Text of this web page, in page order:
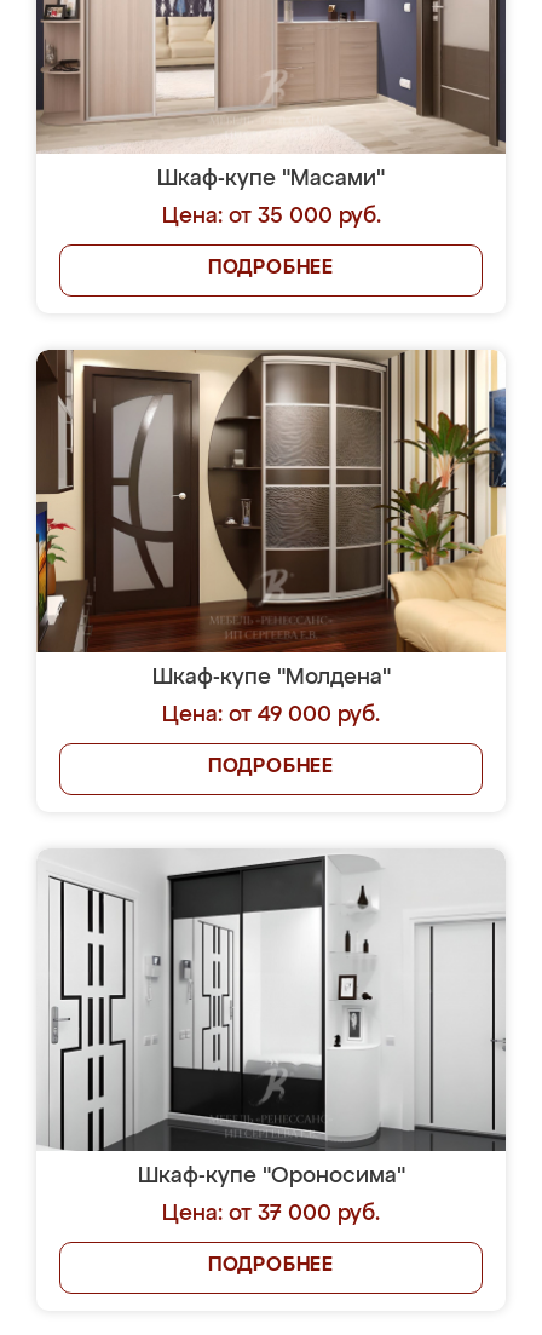
Шкаф-купе "Масами"
Цена: от 35 000 руб.
ПОДРОБНЕЕ
Шкаф-купе "Молдена"
Цена: от 49 000 руб.
ПОДРОБНЕЕ
Шкаф-купе "Ороносима"
Цена: от 37 000 руб.
ПОДРОБНЕЕ